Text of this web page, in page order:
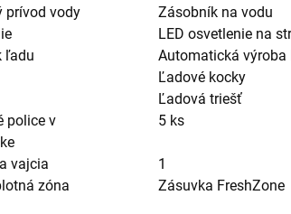
prívod vody
Zásobník na vodu
LED osvetlenie na
ľadu
Automatická výroba
Ľadové kocky
Ľadová triešť
police v
5 ks
vajcia
1
zóna
Zásuvka FreshZone